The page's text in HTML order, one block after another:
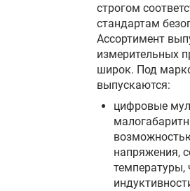
строгом
стандартам
Ассортимент
измерительных
широк. Под
выпускаются:
цифровые
напряжения,
температуры,